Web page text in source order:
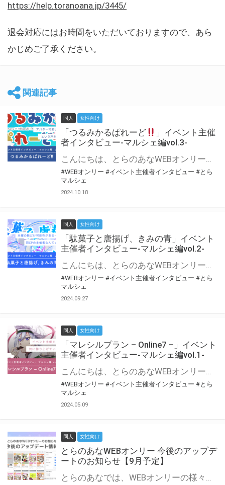
https://help.toranoana.jp/3445/
退会対応にはお時間をいただいておりますので、あら
かじめご了承ください。
関連記事
同人 女性向け
「つるみかるぱれーど
」イベント主催
者インタビュー-マルシェ編vol.3-
こんにちは、とらのあなWEBオンリー運営スタッフです。 新たにお届けする、イベント主催者インタビュー-マルシェ編-は、 とらのあなWEBオンリー「マルシェ」をご利用した主催様に 「マルシェ」を使って開催した感想や心がけをお聞きする企画です。 今回は、WEBオンリー初開催「つるみかるぱれーど
#WEBオンリー #イベント主催者インタビュー #とら
マルシェ
2024.10.18
同人 女性向け
「駄菓子と唐揚げ、きみの青」イベント
主催者インタビュー-マルシェ編vol.2-
こんにちは、とらのあなWEBオンリー運営スタッフです。 新たにお届けする、イベント主催者インタビュー-マルシェ編-は、 とらのあなWEBオンリー「マルシェ」をご利用の主催様に 「マルシェ」を使ってイベントを開催した感想や心がけをお聞きする企画です。 今回は、WEBオンリー初開催「駄菓子と唐揚げ、きみの青」より、 主催のぎこ六屋様にお話を伺いました。 協力：ぎこ六屋様／イベント公式Twitter（@krkgwks） とらのあなWEBオンリー「マルシェ」とは？ WEBオンリーでリアルタイムでコミュニケーションがとれるオンライン会場です。
#WEBオンリー #イベント主催者インタビュー #とら
マルシェ
2024.09.27
同人 女性向け
「マレシルプラン – Online7 –」イベント
主催者インタビュー-マルシェ編vol.1-
こんにちは、とらのあなWEBオンリー運営スタッフです。 新たにお届けする、イベント主催者インタビュー-マルシェ編-は、 とらのあなWEBオンリー「マルシェ」をご利用した主催様に 「マルシェ」を使って開催した感想や心がけをお聞きする企画です。 今回は、WEBオンリー開催7回目迎えた「マレシルプラン – Online7 –」より、 主催の玉川うた様にお話を伺いました。 ▼マレシルプランのインタビュー前回記事 「イベント主催者インタビュー vol.6」はこちら 協力：玉川うた様（マレシルプラン実行委員会 代表）／イベント公式Twitter（@mallesil_plan） とらのあなWEBオンリー「マルシェ」とは？ WEBオンリーでリアルタイムでコミュニケーションがとれるオンライン会場です。
#WEBオンリー #イベント主催者インタビュー #とら
マルシェ
2024.05.09
同人 女性向け
とらのあなWEBオンリー 今後のアップデ
ートのお知らせ【9月予定】
とらのあなでは、WEBオンリーの様々な支援を実施しています。 今回は2021年9月に実装を予定しているアップデート情報についてご紹介いたします。 とらのあなWEBオンリーサイトはこちら